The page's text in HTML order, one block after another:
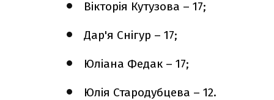
Вікторія Кутузова – 17;
Дар'я Снігур – 17;
Юліана Федак – 17;
Юлія Стародубцева – 12.